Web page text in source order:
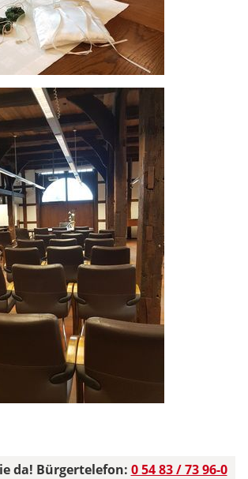
da! Bürgertelefon: 0 54 83 / 73 96-0